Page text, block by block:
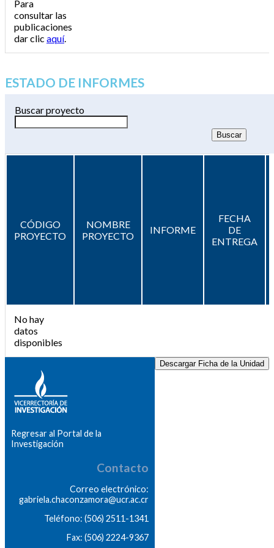
Para
consultar las
publicaciones
dar clic aquí.
ESTADO DE INFORMES
Buscar proyecto
CÓDIGO
PROYECTO
NOMBRE
PROYECTO
INFORME
FECHA
DE
ENTREGA
No hay
datos
disponibles
Descargar Ficha de la Unidad
Regresar al Portal de la
Investigación
Contacto
Correo electrónico:
gabriela.chaconzamora@ucr.ac.cr
Teléfono: (506) 2511-1341
Fax: (506) 2224-9367